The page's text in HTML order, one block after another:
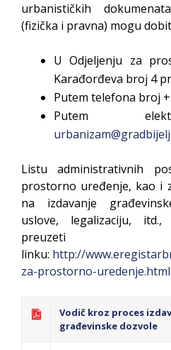
urbanističkih
(fizička i pravna) mogu
U Odjeljenju za
Karađorđeva broj 4
Putem telefona broj
Putem
Listu administrativnih
prostorno uređenje, kao i
na izdavanje
uslove, legalizaciju,
linku: http://
za-prostorno-uredenje.html.
Vodič kroz proces
građevinske dozvole